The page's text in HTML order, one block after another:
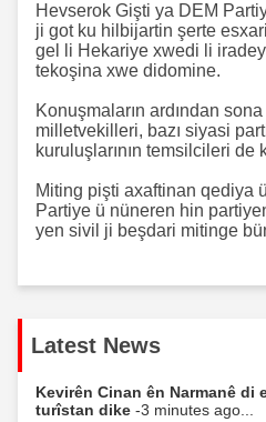
Hevserok Gişti ya DEM
ji got ku hilbijartin şerte
gel li Hekariye xwedi li
tekoşina xwe didomine.
Konuşmaların ardından
milletvekilleri, bazı siyasi
kuruluşlarının temsilcileri de
Miting pişti axaftinan qediya
Partiye ü nüneren hin
yen sivil ji beşdari mitinge
Latest News
Kevirên Cinan ên Narmanê di
turîstan dike -3 minutes ago...